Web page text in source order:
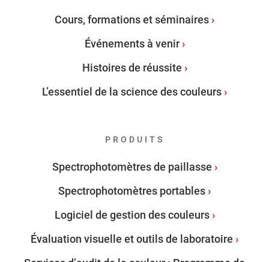
Cours, formations et séminaires
Événements à venir
Histoires de réussite
L’essentiel de la science des couleurs
PRODUITS
Spectrophotomètres de paillasse
Spectrophotomètres portables
Logiciel de gestion des couleurs
Évaluation visuelle et outils de laboratoire